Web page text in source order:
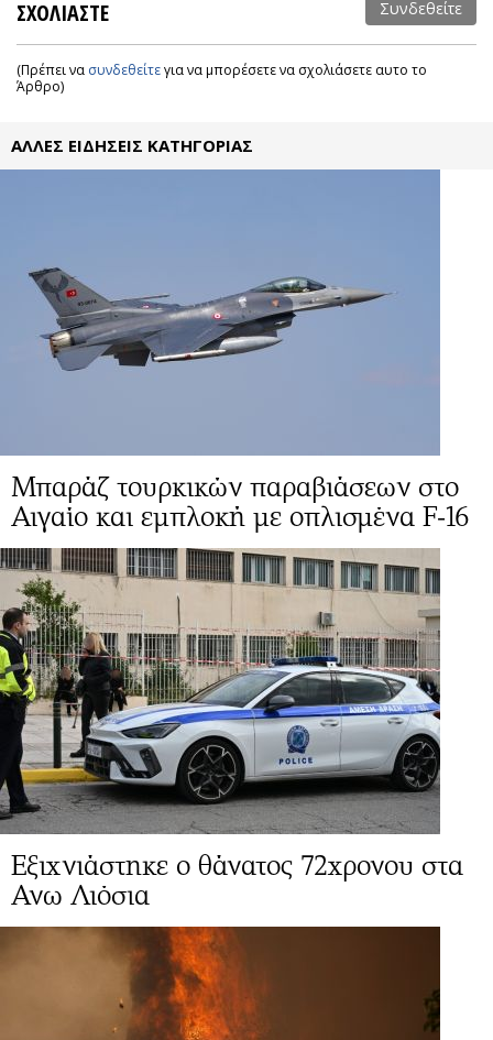
ΣΧΟΛΙΑΣΤΕ Συνδεθείτε
(Πρέπει να συνδεθείτεγια να μπορέσετε να σχολιάσετε αυτο το
Άρθρο)
ΑΛΛΕΣ ΕΙΔΗΣΕΙΣ ΚΑΤΗΓΟΡΙΑΣ
Μπαράζ τουρκικών παραβιάσεων στο
Αιγαίο και εμπλοκή με οπλισμένα F-16
Εξιχνιάστηκε ο θάνατος 72χρονου στα
Ανω Λιόσια